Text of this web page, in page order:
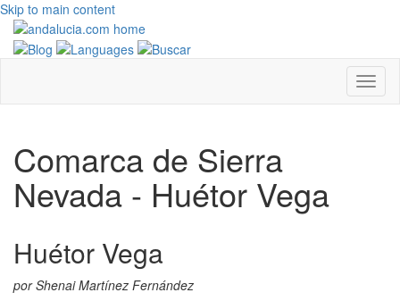
Skip to main content
Comarca de Sierra
Nevada - Huétor Vega
Huétor Vega
por Shenai Martínez Fernández